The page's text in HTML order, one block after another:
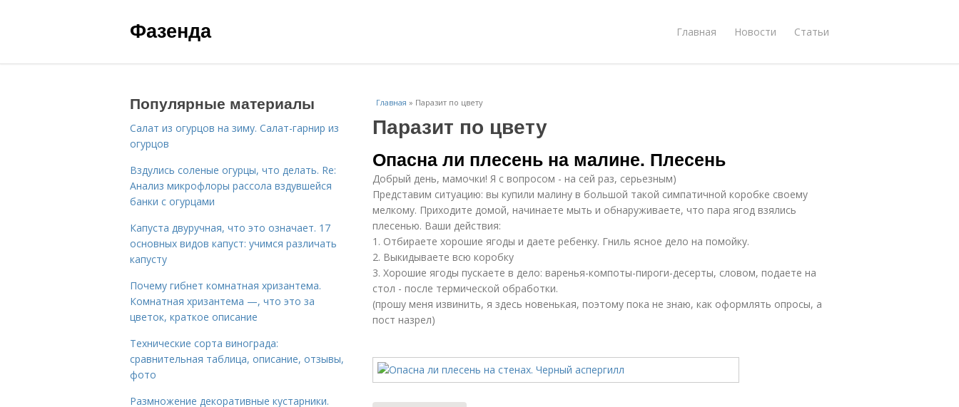
Фазенда Главная Новости Статьи
Главная » Паразит по цвету
Паразит по цвету
Опасна ли плесень на малине. Плесень
Добрый день, мамочки! Я с вопросом - на сей раз, серьезным)
Представим ситуацию: вы купили малину в большой такой симпатичной коробке своему
мелкому. Приходите домой, начинаете мыть и обнаруживаете, что пара ягод взялись
плесенью. Ваши действия:
1. Отбираете хорошие ягоды и даете ребенку. Гниль ясное дело на помойку.
2. Выкидываете всю коробку
3. Хорошие ягоды пускаете в дело: варенья-компоты-пироги-десерты, словом, подаете на
стол - после термической обработки.
(прошу меня извинить, я здесь новенькая, поэтому пока не знаю, как оформлять опросы, а
пост назрел)
Популярные материалы
Салат из огурцов на зиму. Салат-гарнир из
огурцов
Вздулись соленые огурцы, что делать. Re:
Анализ микрофлоры рассола вздувшейся
банки с огурцами
Капуста двуручная, что это означает. 17
основных видов капуст: учимся различать
капусту
Почему гибнет комнатная хризантема.
Комнатная хризантема —, что это за
цветок, краткое описание
Технические сорта винограда:
сравнительная таблица, описание, отзывы,
фото
Размножение декоративные кустарники.